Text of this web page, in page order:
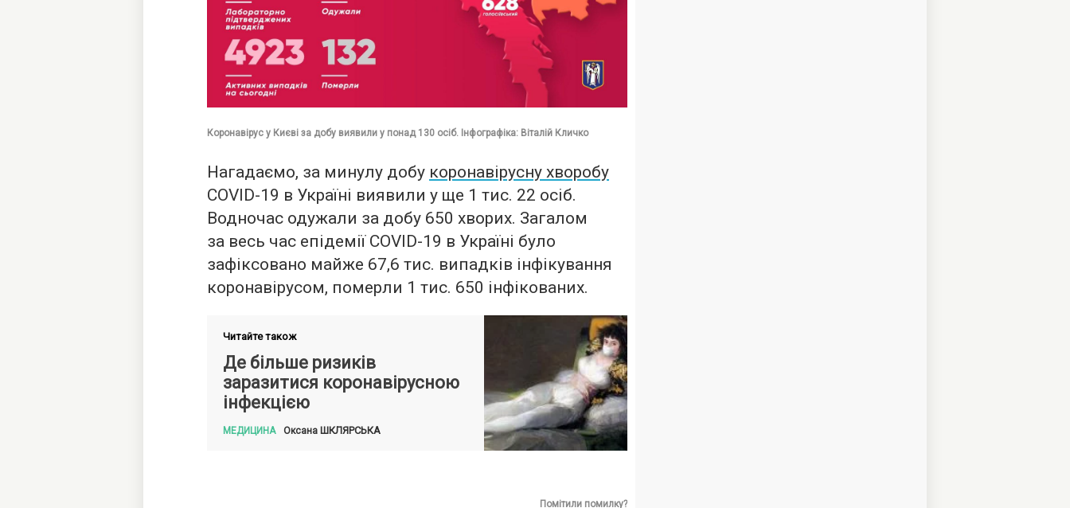
Коронавірус у Києві за добу виявили у понад 130 осіб. Інфографіка: Віталій Кличко
Нагадаємо, за минулу добу коронавірусну хворобу
COVID-19 в Україні виявили у ще 1 тис. 22 осіб.
Водночас одужали за добу 650 хворих. Загалом
за весь час епідемії COVID-19 в Україні було
зафіксовано майже 67,6 тис. випадків інфікування
коронавірусом, померли 1 тис. 650 інфікованих.
Читайте також
Де більше ризиків
заразитися коронавірусною
інфекцією
МЕДИЦИНА Оксана ШКЛЯРСЬКА
Помітили помилку?